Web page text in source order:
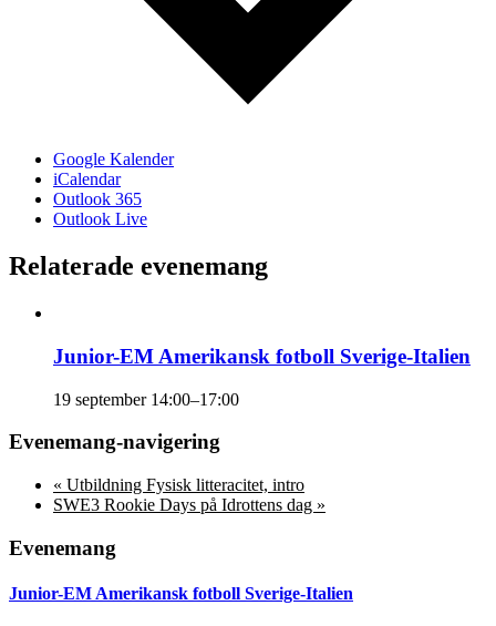
Google Kalender
iCalendar
Outlook 365
Outlook Live
Relaterade evenemang
Junior-EM Amerikansk fotboll Sverige-Italien
19 september 14:00–17:00
Evenemang-navigering
« Utbildning Fysisk litteracitet, intro
SWE3 Rookie Days på Idrottens dag »
Evenemang
Junior-EM Amerikansk fotboll Sverige-Italien